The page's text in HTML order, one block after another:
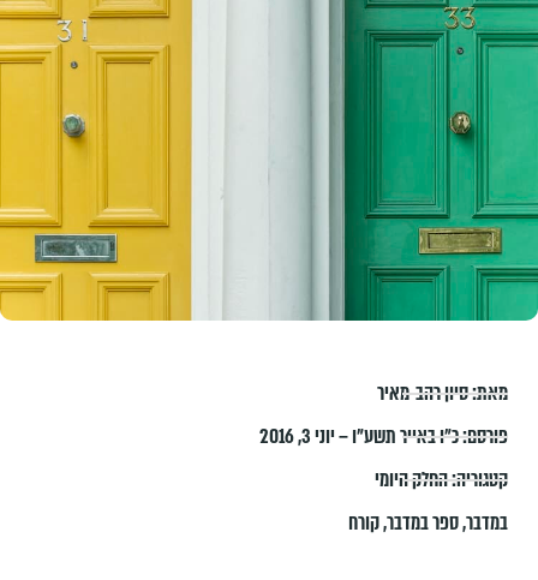
מאת:סיון רהב-מאיר
פורסם:כ״ו באייר תשע״ו – יוני 3, 2016
קטגוריה:החלק היומי
במדבר,ספר במדבר,קורח